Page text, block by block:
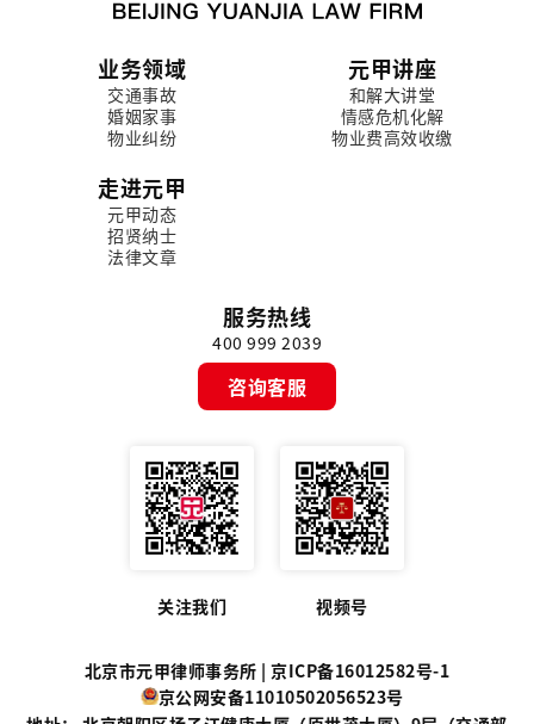
业务领域
交通事故
婚姻家事
物业纠纷
元甲讲座
和解大讲堂
情感危机化解
物业费高效收缴
走进元甲
元甲动态
招贤纳士
法律文章
服务热线
400 999 2039
咨询客服
关注我们 视频号
北京市元甲律师事务所 |京ICP备16012582号-1
京公网安备11010502056523号